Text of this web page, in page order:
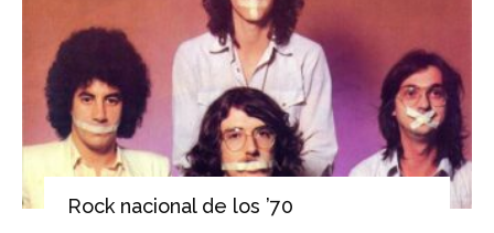
Rock nacional de los ’70